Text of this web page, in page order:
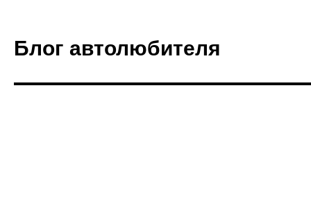
Блог автолюбителя